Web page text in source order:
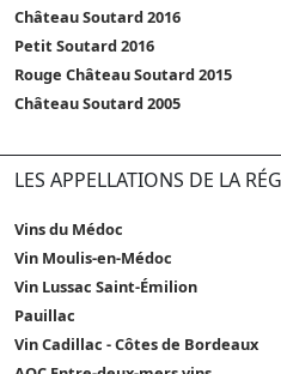
Château Soutard 2016
Petit Soutard 2016
Rouge Château Soutard 2015
Château Soutard 2005
LES APPELLATIONS DE LA
Vins du Médoc
Vin Moulis-en-Médoc
Vin Lussac Saint-Émilion
Pauillac
Vin Cadillac - Côtes de Bordeaux